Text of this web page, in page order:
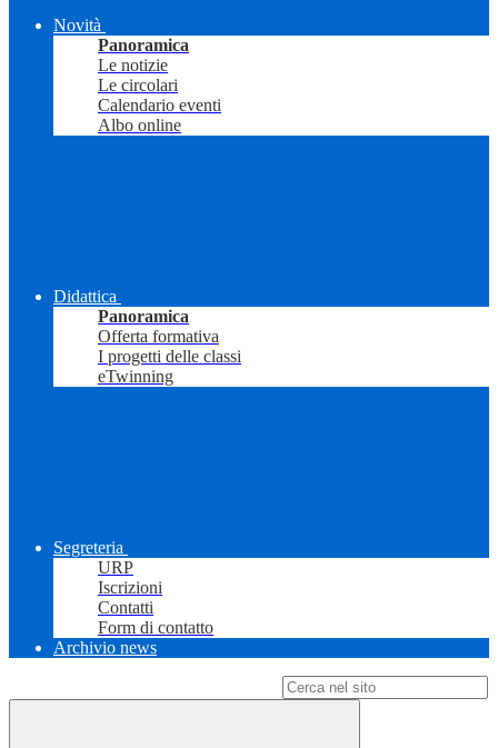
Novità
Panoramica
Le notizie
Le circolari
Calendario eventi
Albo online
Didattica
Panoramica
Offerta formativa
I progetti delle classi
eTwinning
Segreteria
URP
Iscrizioni
Contatti
Form di contatto
Archivio news